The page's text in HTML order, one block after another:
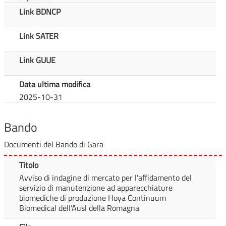
Link BDNCP
Link SATER
Link GUUE
Data ultima modifica
2025-10-31
Bando
Documenti del Bando di Gara
Titolo
Avviso di indagine di mercato per l'affidamento del
servizio di manutenzione ad apparecchiature
biomediche di produzione Hoya Continuum
Biomedical dell'Ausl della Romagna